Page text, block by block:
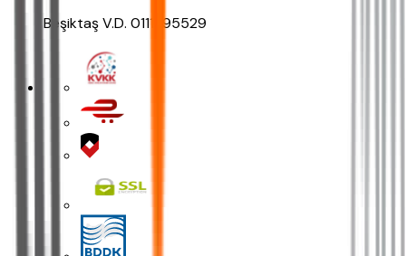
Beşiktaş V.D. 0111295529